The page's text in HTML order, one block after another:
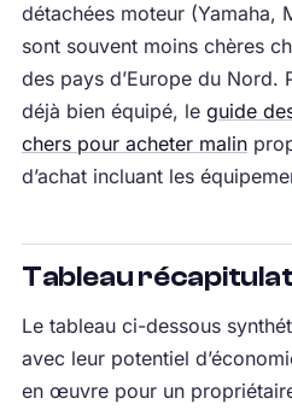
détachées moteur (Yamaha,
sont souvent moins chères
des pays d’Europe du Nord.
déjà bien équipé, le guide
chers pour acheter malin
d’achat incluant les
Tableau
Le tableau ci-dessous
avec leur potentiel
en œuvre pour un